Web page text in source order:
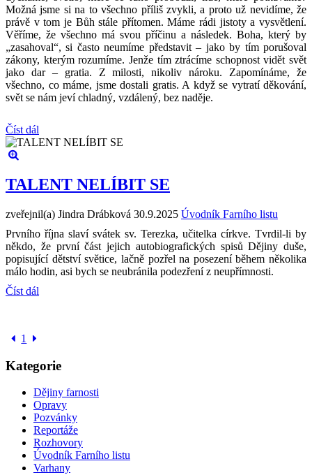
Možná jsme si na to všechno příliš zvykli, a proto už nevidíme, že
právě v tom je Bůh stále přítomen. Máme rádi jistoty a vysvětlení.
Věříme, že všechno má svou příčinu a následek. Boha, který by
„zasahoval“, si často neumíme představit – jako by tím porušoval
zákony, kterým rozumíme. Jenže tím ztrácíme schopnost vidět svět
jako dar – gratia. Z milosti, nikoliv nároku. Zapomínáme, že
všechno, co máme, jsme dostali gratis. A když se vytratí děkování,
svět se nám jeví chladný, vzdálený, bez naděje.
Číst dál
TALENT NELÍBIT SE
zveřejnil(a) Jindra Drábková 30.9.2025 Úvodník Farního listu
Prvního října slaví svátek sv. Terezka, učitelka církve. Tvrdil-li by
někdo, že první část jejich autobiografických spisů Dějiny duše,
popisující dětství světice, lačně pozřel na posezení během několika
málo hodin, asi bych se neubránila podezření z neupřímnosti.
Číst dál
1
Kategorie
Dějiny farnosti
Opravy
Pozvánky
Reportáže
Rozhovory
Úvodník Farního listu
Varhany